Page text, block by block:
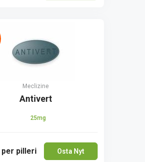
Meclizine
Antivert
25mg
per pilleri Osta Nyt